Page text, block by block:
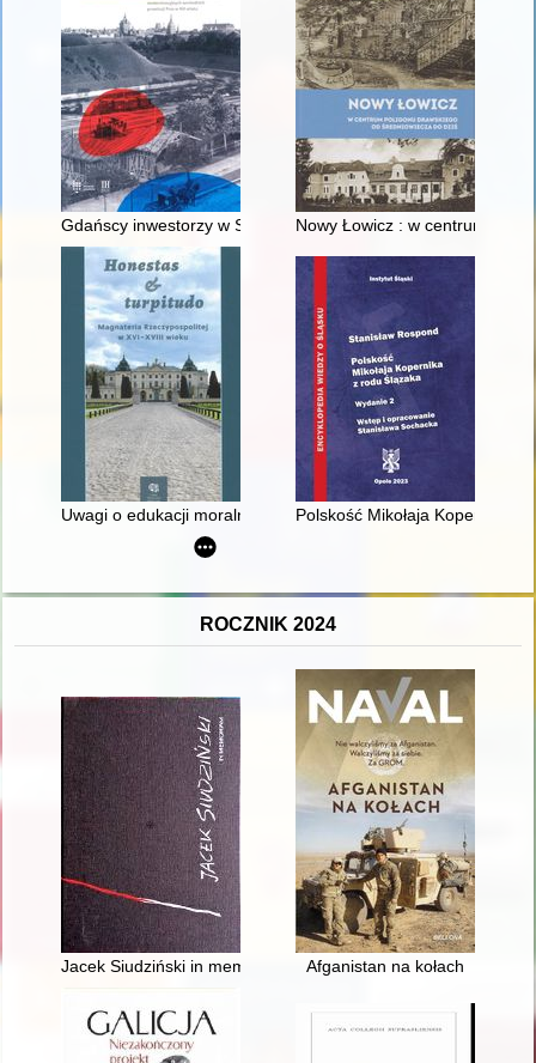
Gdańscy inwestorzy w Sopocie : prestiż finansowy i
Nowy Łowicz : w centrum
Uwagi o edukacji moralnej synów szlacheckich w XVI-
Polskość Mikołaja Kopernika z
ROCZNIK 2024
Jacek Siudziński in memoriam Afganistan na kołach